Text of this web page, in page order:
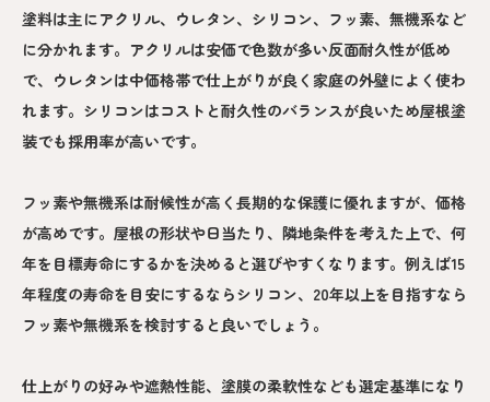
塗料は主にアクリル、ウレタン、シリコン、フッ素、無機系など
に分かれます。アクリルは安価で色数が多い反面耐久性が低め
で、ウレタンは中価格帯で仕上がりが良く家庭の外壁によく使わ
れます。シリコンはコストと耐久性のバランスが良いため屋根塗
装でも採用率が高いです。
フッ素や無機系は耐候性が高く長期的な保護に優れますが、価格
が高めです。屋根の形状や日当たり、隣地条件を考えた上で、何
年を目標寿命にするかを決めると選びやすくなります。例えば15
年程度の寿命を目安にするならシリコン、20年以上を目指すなら
フッ素や無機系を検討すると良いでしょう。
仕上がりの好みや遮熱性能、塗膜の柔軟性なども選定基準になり